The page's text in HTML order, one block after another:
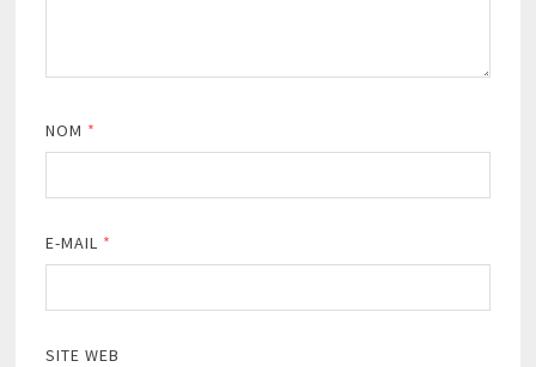
NOM *
E-MAIL *
SITE WEB